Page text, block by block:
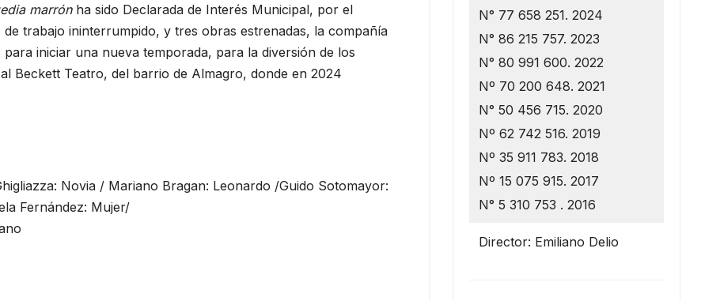
marrónha sido Declarada de Interés Municipal, por el
de trabajo ininterrumpido, y tres obras estrenadas, la compañía
iniciar una nueva temporada, para la diversión de los
Beckett Teatro, del barrio de Almagro, donde en 2024
Novia / Mariano Bragan: Leonardo /Guido Sotomayor:
Fernández: Mujer/
N° 77 658 251. 2024
N° 86 215 757. 2023
N° 80 991 600. 2022
Nº 70 200 648. 2021
N° 50 456 715. 2020
Nº 62 742 516. 2019
Nº 35 911 783. 2018
Nº 15 075 915. 2017
N° 5 310 753 . 2016
Director: Emiliano Delio